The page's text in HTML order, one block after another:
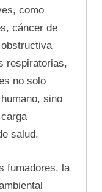
como
cáncer de
respiratorias,
no solo
sino
salud.
fumadores, la